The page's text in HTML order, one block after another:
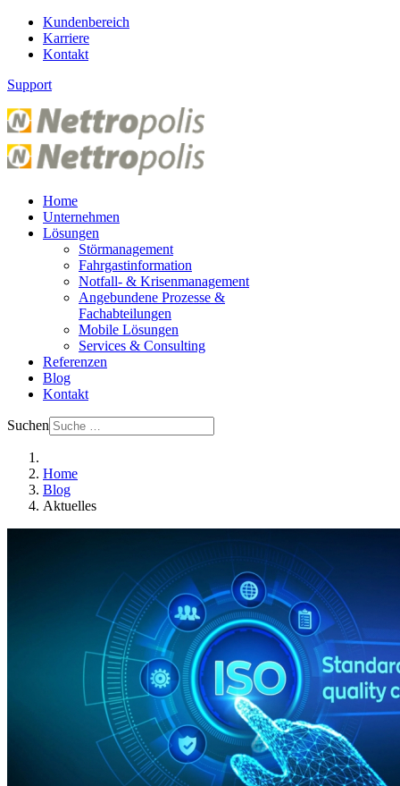
Kundenbereich
Karriere
Kontakt
Support
Home
Unternehmen
Lösungen
Störmanagement
Fahrgastinformation
Notfall- & Krisenmanagement
Angebundene Prozesse &
Fachabteilungen
Mobile Lösungen
Services & Consulting
Referenzen
Blog
Kontakt
Suchen
Home
Blog
Aktuelles